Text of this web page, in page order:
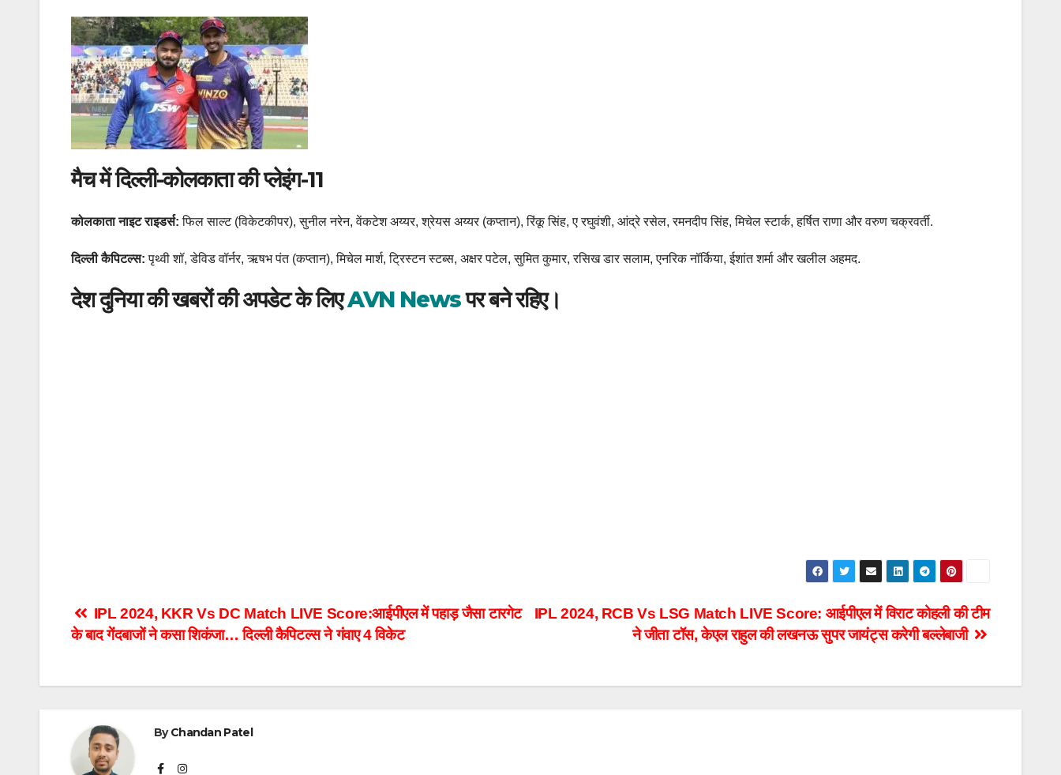
मैच में दिल्ली-कोलकाता की प्लेइंग-11
कोलकाता नाइट राइडर्स: फिल साल्ट (विकेटकीपर), सुनील नरेन, वेंकटेश अय्यर, श्रेयस अय्यर (कप्तान), रिंकू सिंह, ए रघुवंशी, आंद्रे रसेल, रमनदीप सिंह, मिचेल स्टार्क, हर्षित राणा और वरुण चक्रवर्ती.
दिल्ली कैपिटल्स: पृथ्वी शॉ, डेविड वॉर्नर, ऋषभ पंत (कप्तान), मिचेल मार्श, ट्रिस्टन स्टब्स, अक्षर पटेल, सुमित कुमार, रसिख डार सलाम, एनरिक नॉर्किया, ईशांत शर्मा और खलील अहमद.
देश दुनिया की खबरों की अपडेट के लिएAVN Newsपर बने रहिए।
Post
navigation
IPL 2024, RCB Vs LSG Match LIVE Score: आईपीएल में विराट कोहली की टीम
ने जीता टॉस, केएल राहुल की लखनऊ सुपर जायंट्स करेगी बल्लेबाजी
IPL 2024, KKR Vs DC Match LIVE Score:आईपीएल में पहाड़ जैसा टारगेट
के बाद गेंदबाजों ने कसा शिकंजा… दिल्ली कैपिटल्स ने गंवाए 4 विकेट
ByChandan Patel